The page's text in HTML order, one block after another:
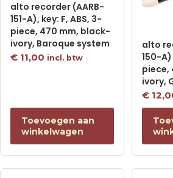
alto recorder (AARB-
151-A), key: F, ABS, 3-
piece, 470 mm, black-
ivory, Baroque system
€ 11,00 incl. btw
Toevoegen aan
winkelwagen
alto
150-A)
piece,
ivory,
€